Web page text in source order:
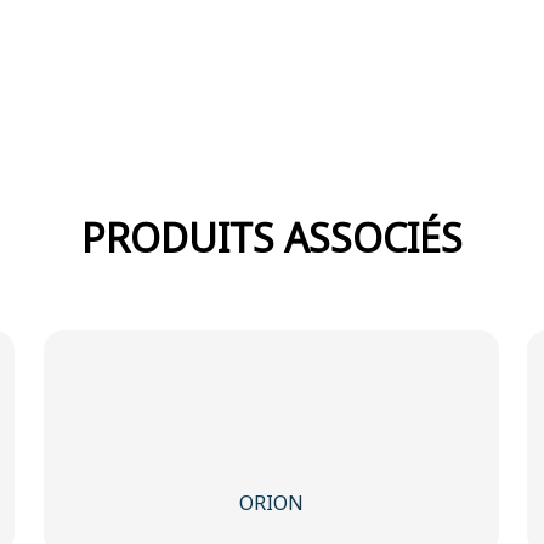
PRODUITS ASSOCIÉS
ORION